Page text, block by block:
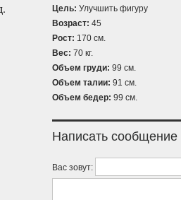
Цель: Улучшить фигуру
Возраст: 45
Рост: 170 см.
Вес: 70 кг.
Объем груди: 99 см.
Объем талии: 91 см.
Объем бедер: 99 см.
Написать сообщение
Вас зовут: